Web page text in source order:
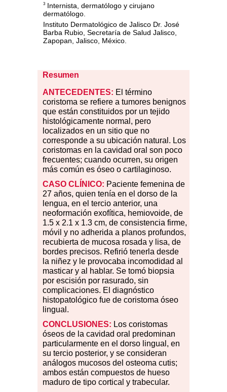
3 Internista, dermatólogo y cirujano
dermatólogo.
Instituto Dermatológico de Jalisco Dr. José
Barba Rubio, Secretaría de Salud Jalisco,
Zapopan, Jalisco, México.
Resumen
ANTECEDENTES: El término
coristoma se refiere a tumores benignos
que están constituidos por un tejido
histológicamente normal, pero
localizados en un sitio que no
corresponde a su ubicación natural. Los
coristomas en la cavidad oral son poco
frecuentes; cuando ocurren, su origen
más común es óseo o cartilaginoso.
CASO CLÍNICO: Paciente femenina de
27 años, quien tenía en el dorso de la
lengua, en el tercio anterior, una
neoformación exofítica, hemiovoide, de
1.5 x 2.1 x 1.3 cm, de consistencia firme,
móvil y no adherida a planos profundos,
recubierta de mucosa rosada y lisa, de
bordes precisos. Refirió tenerla desde
la niñez y le provocaba incomodidad al
masticar y al hablar. Se tomó biopsia
por escisión por rasurado, sin
complicaciones. El diagnóstico
histopatológico fue de coristoma óseo
lingual.
CONCLUSIONES: Los coristomas
óseos de la cavidad oral predominan
particularmente en el dorso lingual, en
su tercio posterior, y se consideran
análogos mucosos del osteoma cutis;
ambos están compuestos de hueso
maduro de tipo cortical y trabecular.